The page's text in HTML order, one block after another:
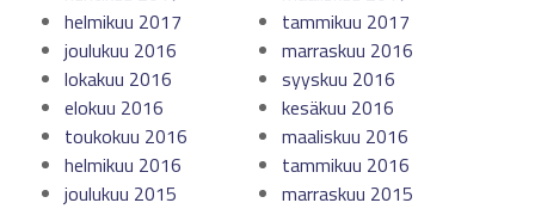
helmikuu 2017
tammikuu 2017
joulukuu 2016
marraskuu 2016
lokakuu 2016
syyskuu 2016
elokuu 2016
kesäkuu 2016
toukokuu 2016
maaliskuu 2016
helmikuu 2016
tammikuu 2016
joulukuu 2015
marraskuu 2015